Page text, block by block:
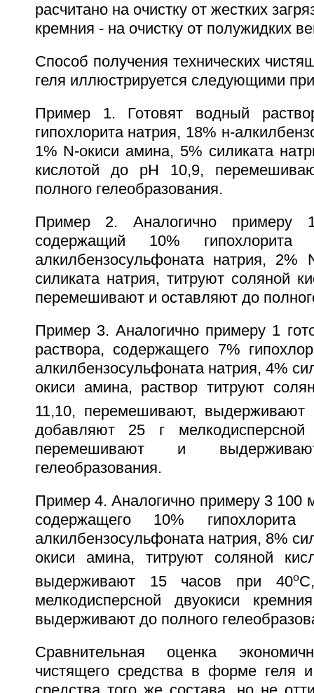
расчитано на очистку от жестких
кремния - на очистку от полужидких
Способ получения технических
геля иллюстрируется следующими
Пример 1. Готовят водный
гипохлорита натрия, 18% н-
1% N-окиси амина, 5% силиката
кислотой до рН 10,9,
полного гелеобразования.
Пример 2. Аналогично примеру
содержащий 10%
алкилбензосульфоната натрия, 2%
силиката натрия, титруют соляной
перемешивают и оставляют до
Пример 3. Аналогично примеру 1
раствора, содержащего 7%
алкилбензосульфоната натрия, 4%
окиси амина, раствор титруют
11,10, перемешивают,
добавляют 25 г мелкодисперсной
перемешивают и
гелеобразования.
Пример 4. Аналогично примеру 3 100
содержащего 10%
алкилбензосульфоната натрия, 8%
окиси амина, титруют соляной
выдерживают 15 часов при 40o
мелкодисперсной двуокиси
выдерживают до полного
Сравнительная оценка
чистящего средства в форме геля